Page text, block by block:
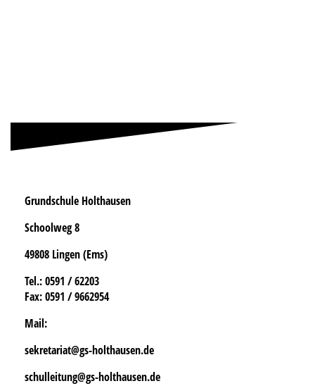
Grundschule Holthausen
Schoolweg 8
49808 Lingen (Ems)
Tel.: 0591 / 62203
Fax:0591 / 9662954
Mail:
sekretariat@gs-holthausen.de
schulleitung@gs-holthausen.de